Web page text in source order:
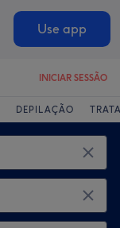
Use app
INICIAR SESSÃO
DEPILAÇÃO